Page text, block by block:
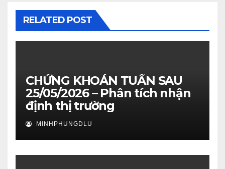
RELATED POST
CHỨNG KHOÁN TUẦN SAU
25/05/2026 – Phân tích nhận
định thị trường
MINHPHUNGDLU